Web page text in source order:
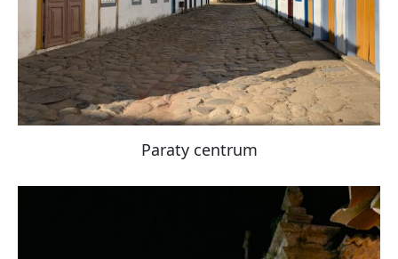
Paraty centrum